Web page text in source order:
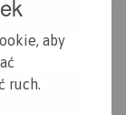
aby
ruch.